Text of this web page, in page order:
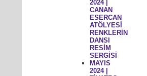
2024 |
CANAN
ESERCAN
ATÖLYESİ
RENKLERİN
DANSI
RESİM
SERGİSİ
MAYIS
2024 |